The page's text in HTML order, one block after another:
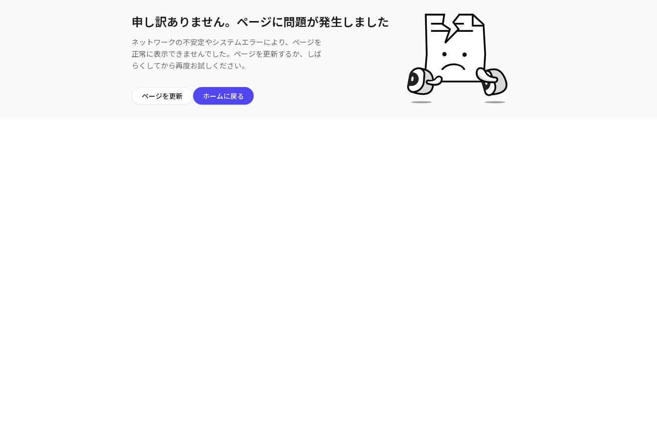
申し訳ありません。ページに問題が発生しました
ネットワークの不安定やシステムエラーにより、ページを
正常に表示できませんでした。ページを更新するか、しば
らくしてから再度お試しください。
ページを更新 ホームに戻る